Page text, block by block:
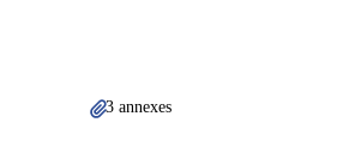
3 annexes